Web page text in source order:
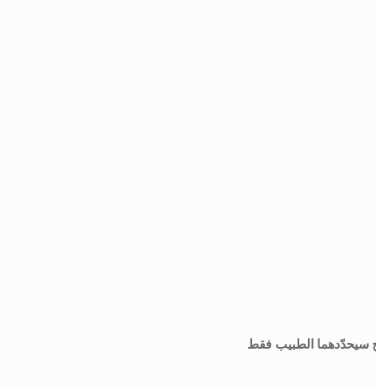
سيحدّدهما الطبيب فقط